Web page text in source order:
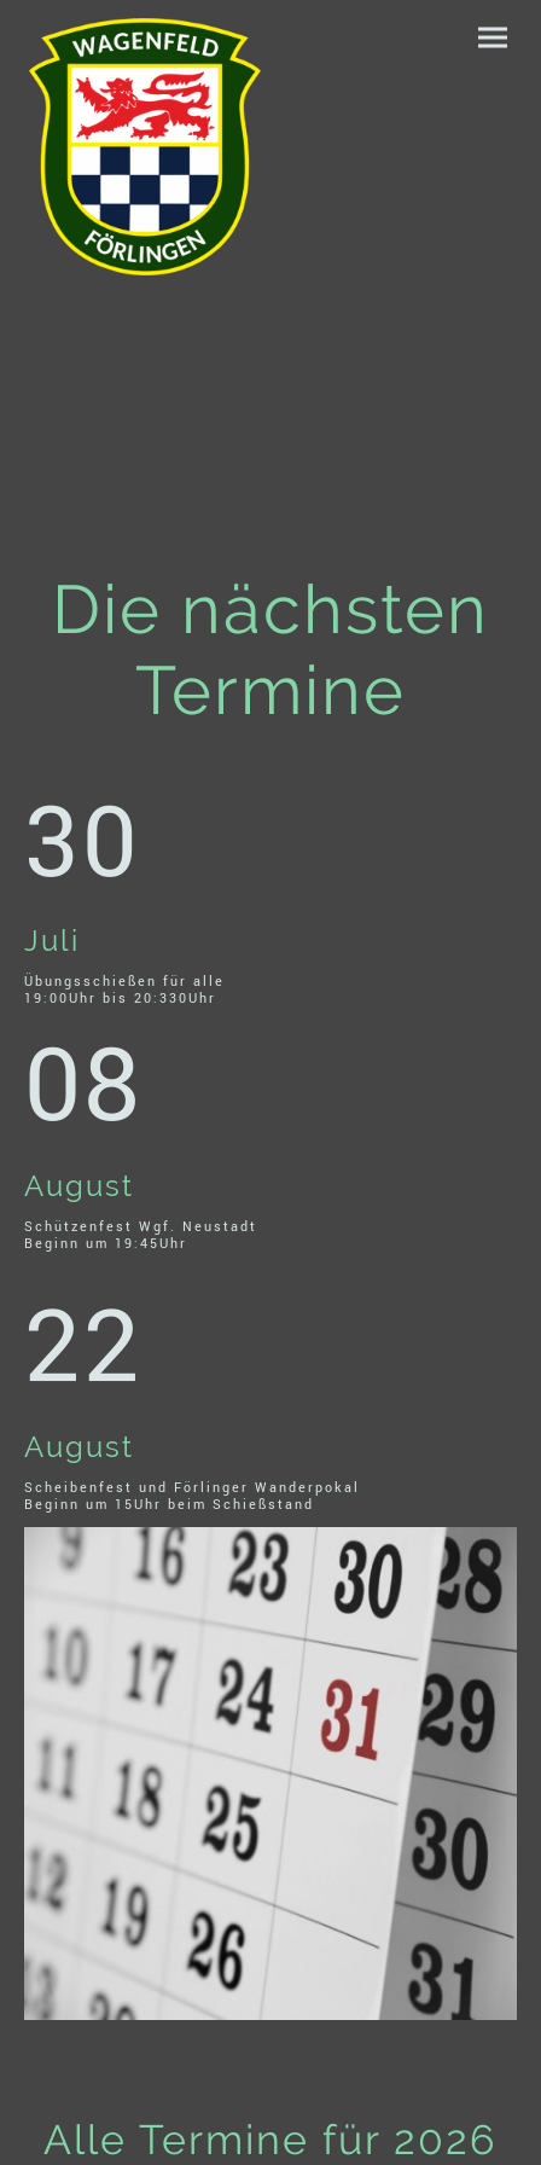
Die nächsten
Termine
30
Juli
Übungsschießen für alle
19:00Uhr bis 20:330Uhr
08
August
Schützenfest Wgf. Neustadt
Beginn um 19:45Uhr
22
August
Scheibenfest und Förlinger Wanderpokal
Beginn um 15Uhr beim Schießstand
Alle Termine für 2026